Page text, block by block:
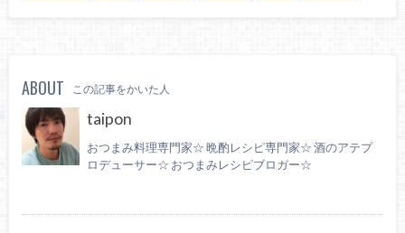
ABOUT この記事をかいた人
taipon
おつまみ料理専門家☆ 晩酌レシピ専門家☆ 酒のアテプ
ロデューサー☆ おつまみレシピブロガー☆